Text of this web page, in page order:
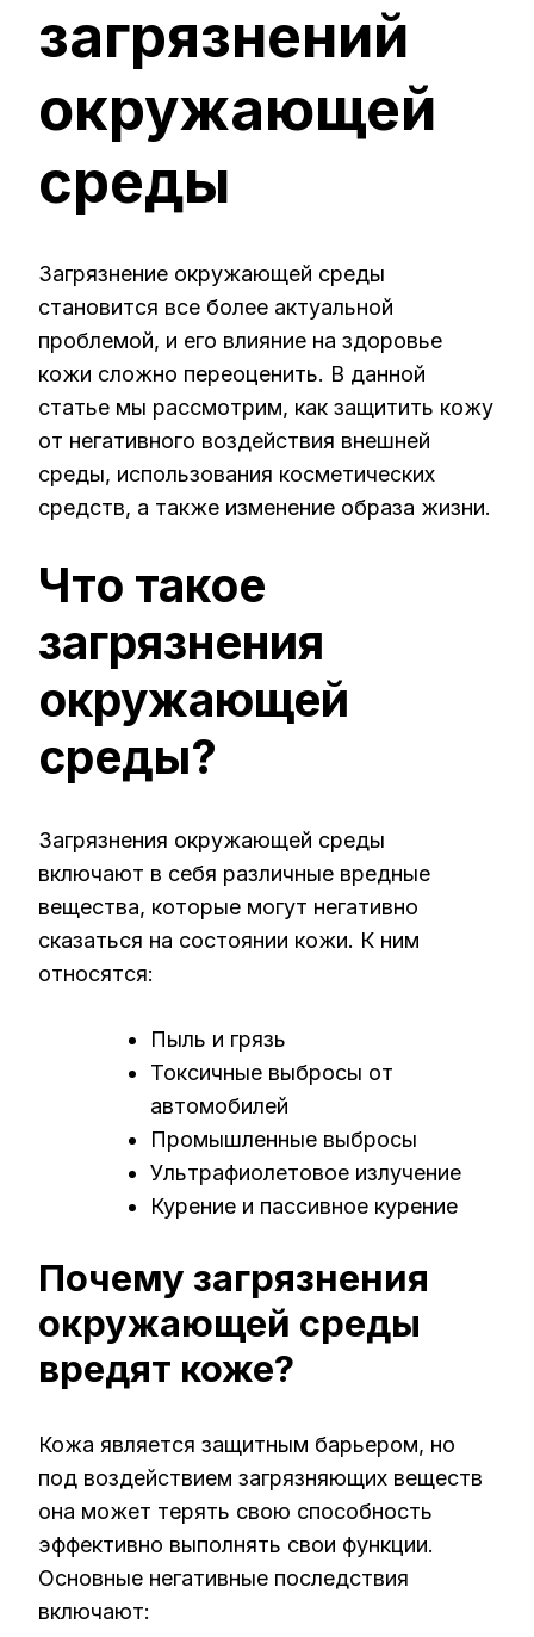
загрязнений
окружающей
среды
Загрязнение окружающей среды
становится все более актуальной
проблемой, и его влияние на здоровье
кожи сложно переоценить. В данной
статье мы рассмотрим, как защитить кожу
от негативного воздействия внешней
среды, использования косметических
средств, а также изменение образа жизни.
Что такое
загрязнения
окружающей
среды?
Загрязнения окружающей среды
включают в себя различные вредные
вещества, которые могут негативно
сказаться на состоянии кожи. К ним
относятся:
Пыль и грязь
Токсичные выбросы от
автомобилей
Промышленные выбросы
Ультрафиолетовое излучение
Курение и пассивное курение
Почему загрязнения
окружающей среды
вредят коже?
Кожа является защитным барьером, но
под воздействием загрязняющих веществ
она может терять свою способность
эффективно выполнять свои функции.
Основные негативные последствия
включают: